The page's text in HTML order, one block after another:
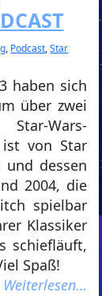
, Podcast,Star
haben sich
über zwei
Wars-
ist von Star
dessen
2004, die
spielbar
Klassiker
schiefläuft,
Spaß!
Weiterlesen…